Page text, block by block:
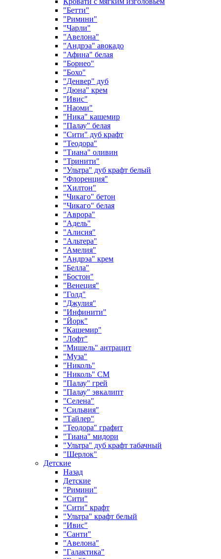
"Бетти"
"Римини"
"Чарли"
"Авелона"
"Андрэа" авокадо
"Афина" белая
"Борнео"
"Бохо"
"Денвер" дуб
"Дюна" крем
"Ивис"
"Наоми"
"Ника" кашемир
"Палау" белая
"Сити" дуб крафт
"Теодора"
"Тиана" оливин
"Тринити"
"Ультра" дуб крафт белый
"Флоренция"
"Хилтон"
"Чикаго" бетон
"Чикаго" белая
"Аврора"
"Адель"
"Алисия"
"Альтера"
"Амелия"
"Андрэа" крем
"Белла"
"Бостон"
"Венеция"
"Голд"
"Джулия"
"Инфинити"
"Йорк"
"Кашемир"
"Лофт"
"Мишель" антрацит
"Муза"
"Николь"
"Николь" СМ
"Палау" грей
"Палау" эвкалипт
"Селена"
"Сильвия"
"Тайлер"
"Теодора" графит
"Тиана" мидори
"Ультра" дуб крафт табачный
"Шерлок"
Детские
Назад
Детские
"Римини"
"Сити"
"Сити" крафт
"Ультра" крафт белый
"Ивис"
"Санти"
"Авелона"
"Галактика"